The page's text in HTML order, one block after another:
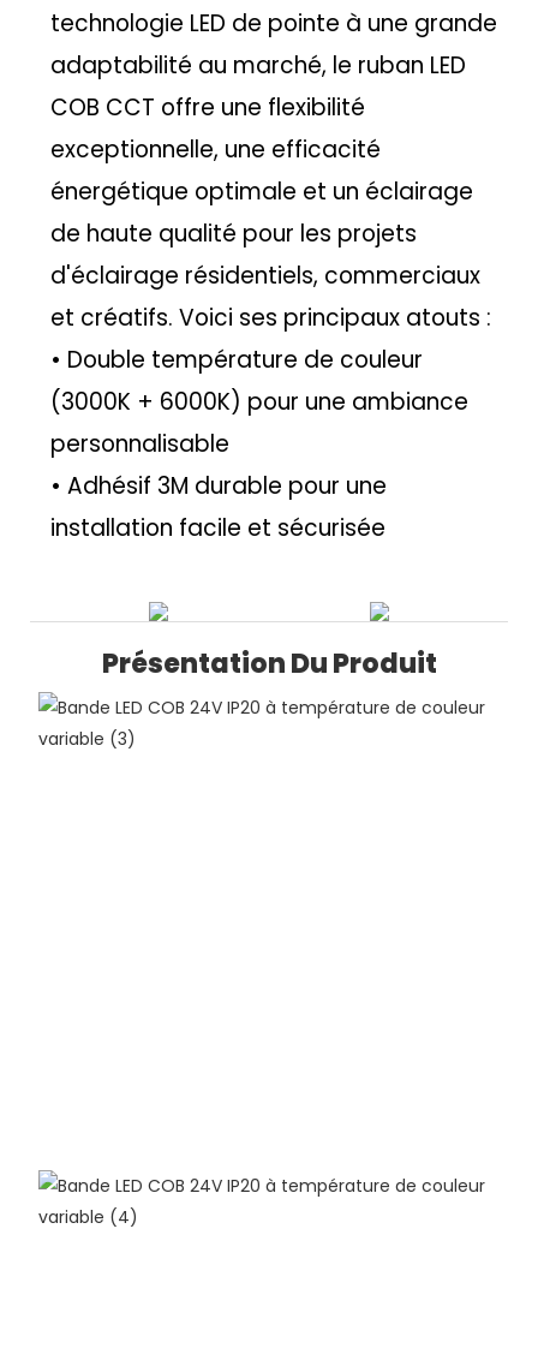
technologie LED de pointe à une grande
adaptabilité au marché, le ruban LED
COB CCT offre une flexibilité
exceptionnelle, une efficacité
énergétique optimale et un éclairage
de haute qualité pour les projets
d'éclairage résidentiels, commerciaux
et créatifs. Voici ses principaux atouts :
• Double température de couleur
(3000K + 6000K) pour une ambiance
personnalisable
• Adhésif 3M durable pour une
installation facile et sécurisée
Présentation Du Produit